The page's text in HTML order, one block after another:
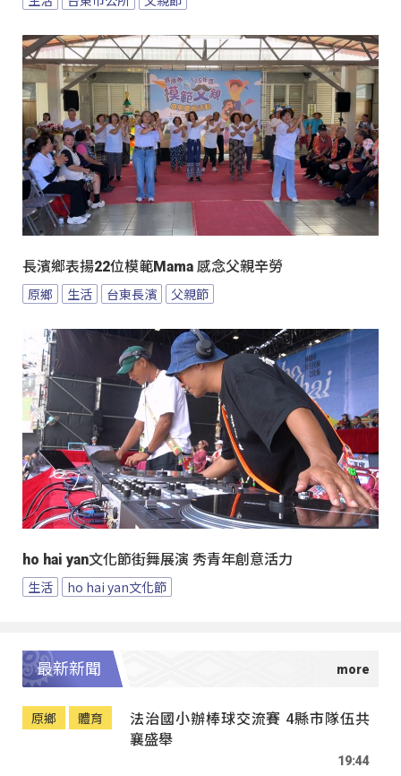
長濱鄉表揚22位模範Mama 感念父親辛勞
原鄉 生活 台東長濱 父親節
ho hai yan文化節街舞展演 秀青年創意活力
生活 ho hai yan文化節
最新新聞
原鄉 體育
法治國小辦棒球交流賽 4縣市隊伍共
襄盛舉
19:44